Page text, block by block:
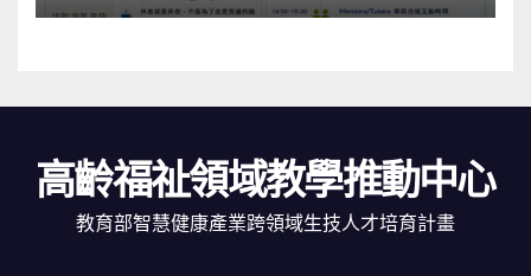
高齡福祉領域教學推動中心
教育部智慧健康產業跨領域生技人才培育計畫